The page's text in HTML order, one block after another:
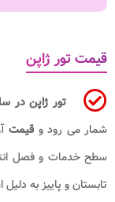
قیمت تور ژاپن
تور ژاپن در سال
شمار می رود وقیمت
سطح خدمات و فصل
تابستان و پاییز به